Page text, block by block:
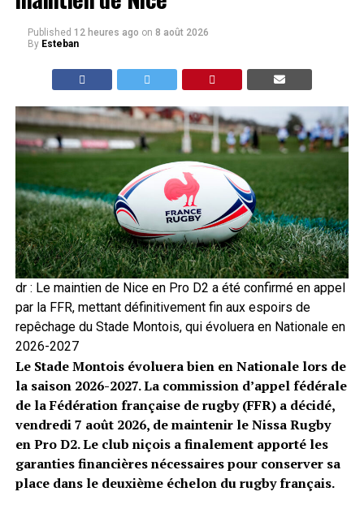
Published 12 heures ago on 8 août 2026
By Esteban
dr : Le maintien de Nice en Pro D2 a été confirmé en appel
par la FFR, mettant définitivement fin aux espoirs de
repêchage du Stade Montois, qui évoluera en Nationale en
2026-2027
Le Stade Montois évoluera bien en Nationale lors de
la saison 2026-2027. La commission d’appel fédérale
de la Fédération française de rugby (FFR) a décidé,
vendredi 7 août 2026, de maintenir le Nissa Rugby
en Pro D2. Le club niçois a finalement apporté les
garanties financières nécessaires pour conserver sa
place dans le deuxième échelon du rugby français.